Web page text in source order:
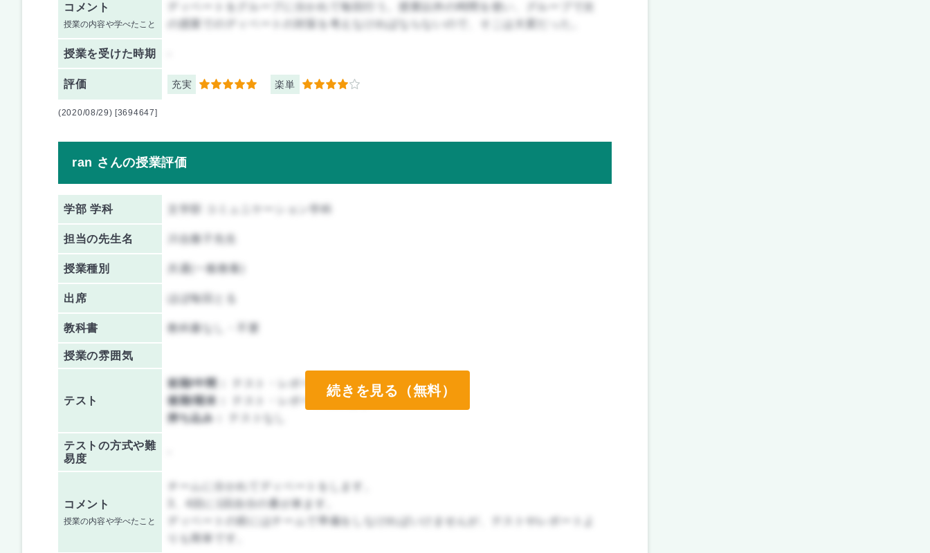
コメント
授業の内容や学べたこと
ディベートをグループに分かれて毎回行う。授業以外の時間を使い、グループで次
の授業でのディベートの対策を考えなければならないので、そこは大変だった。
授業を受けた時期
評価 充実 5 楽単 4
(2020/08/29) [3694647]
ran さんの授業評価
学部 学科
担当の先生名 川合雅子先生
授業種別 共通(一般教養)
出席 ほぼ毎回とる
教科書 教科書なし・不要
授業の雰囲気
テスト
前期/中間：
テスト・レポート両方なし
後期/期末：
テスト・レポート両方なし
持ち込み：
テストの方式や難
易度
コメント
授業の内容や学べたこと
3、4回に1回自分の番が来ます。
ディベートの前にはチームで準備をしなければいけませんが、テストやレポートよ
りも簡単です。
続きを見る（無料）